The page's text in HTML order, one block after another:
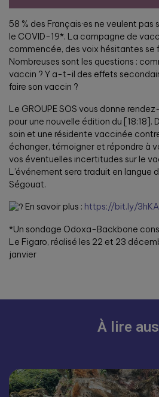
58 % des Français·es ne veulent
le COVID-19*. La campagne de
commencée, des voix hésitantes se
Nombreuses sont les questions :
vaccin ? Y a-t-il des effets
faire son vaccin ?
Le GROUPE SOS vous donne
pour une nouvelle édition du [18:18].
soin et une résidente vaccinée
échanger, témoigner et répondre à
vos éventuelles incertitudes sur le
L’événement sera traduit en langue
Ségouat.
En savoir plus : https://bit.ly/
*Un sondage Odoxa-Backbone
Le Figaro, réalisé les 22 et 23
janvier
À lire